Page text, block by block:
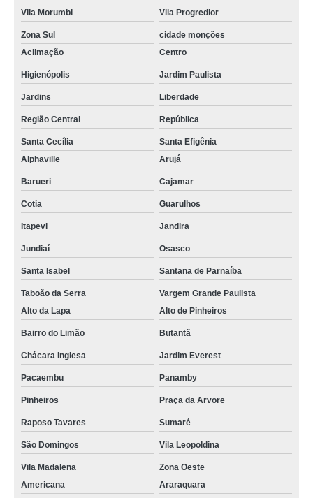
Vila Morumbi Vila Progredior
Zona Sul
cidade monções
Aclimação
Centro
Higienópolis Jardim Paulista
Jardins Liberdade
Região Central República
Santa Cecília
Santa Efigênia
Alphaville
Arujá
Barueri Cajamar
Cotia Guarulhos
Itapevi Jandira
Jundiaí Osasco
Santa Isabel Santana de Parnaíba
Taboão da Serra
Vargem Grande Paulista
Alto da Lapa
Alto de Pinheiros
Bairro do Limão Butantã
Chácara Inglesa Jardim Everest
Pacaembu Panamby
Pinheiros Praça da Arvore
Raposo Tavares Sumaré
São Domingos Vila Leopoldina
Vila Madalena
Zona Oeste
Americana
Araraquara